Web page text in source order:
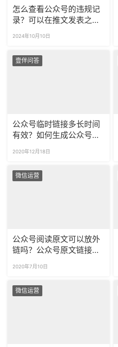
怎么查看公众号的违规记
录？可以在推文发表之前
2024年10月10日
壹伴问答
公众号临时链接多长时间
有效？如何生成公众号永
2020年12月18日
微信运营
公众号阅读原文可以放外
链吗？公众号原文链接怎
2020年7月10日
微信运营